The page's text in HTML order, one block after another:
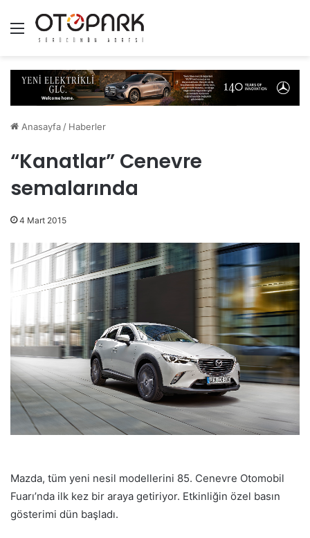
Menü
Anasayfa / Haberler
“Kanatlar” Cenevre
semalarında
4 Mart 2015
Mazda, tüm yeni nesil modellerini 85. Cenevre Otomobil
Fuarı’nda ilk kez bir araya getiriyor. Etkinliğin özel basın
gösterimi dün başladı.